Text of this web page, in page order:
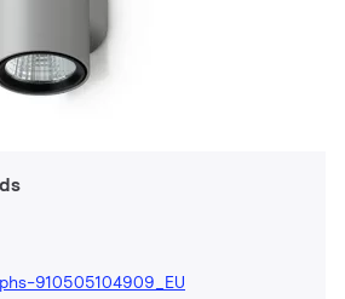
910505104909_EU